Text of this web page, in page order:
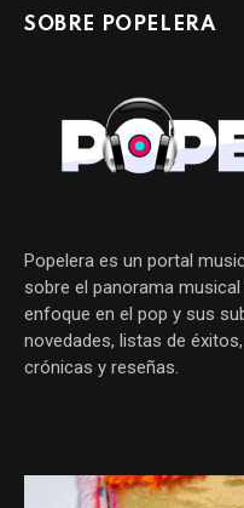
SOBRE POPELERA
Popelera es un portal
sobre el panorama
enfoque en el pop y sus
novedades, listas de
crónicas y reseñas.